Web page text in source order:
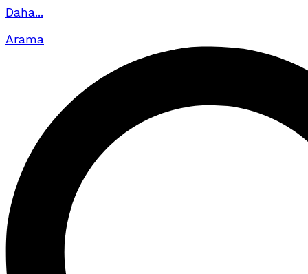
Daha...
Arama